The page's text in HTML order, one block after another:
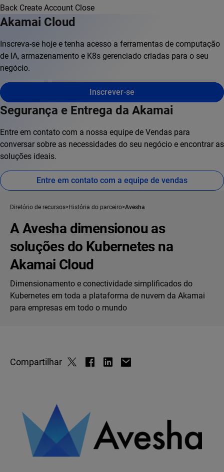
Back Create Account Close
Akamai Cloud
Inscreva-se hoje e tenha acesso a ferramentas de computação
de IA, armazenamento e K8s gerenciado criadas para o seu
negócio.
Inscrever-se
Segurança e Entrega da Akamai
Entre em contato com a nossa equipe de Vendas para
conversar sobre as necessidades do seu negócio e encontrar as
soluções ideais.
Entre em contato com a equipe de vendas
Diretório de recursos História do parceiro Avesha
A Avesha dimensionou as
soluções do Kubernetes na
Akamai Cloud
Dimensionamento e conectividade simplificados do
Kubernetes em toda a plataforma de nuvem da Akamai
para empresas em todo o mundo
Compartilhar